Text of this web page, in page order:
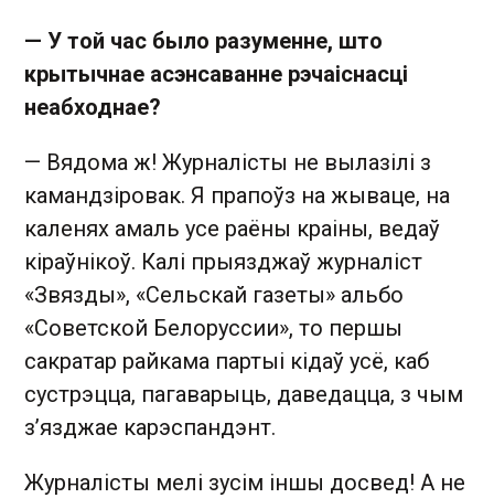
— У той час было разуменне, што
крытычнае асэнсаванне рэчаіснасці
неабходнае?
— Вядома ж! Журналісты не вылазілі з
камандзіровак. Я прапоўз на жываце, на
каленях амаль усе раёны краіны, ведаў
кіраўнікоў. Калі прыязджаў журналіст
«Звязды», «Сельскай газеты» альбо
«Советской Белоруссии», то першы
сакратар райкама партыі кідаў усё, каб
сустрэцца, пагаварыць, даведацца, з чым
з’язджае карэспандэнт.
Журналісты мелі зусім іншы досвед! А не